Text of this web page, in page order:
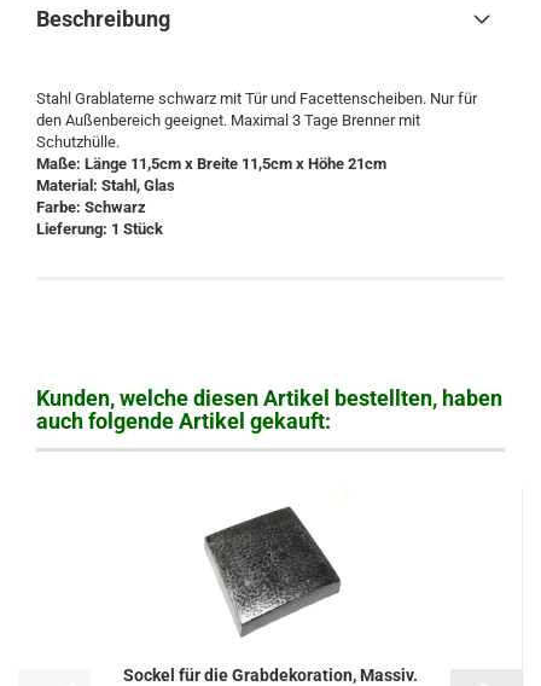
Beschreibung
Stahl Grablaterne schwarz mit Tür und Facettenscheiben. Nur für
den Außenbereich geeignet. Maximal 3 Tage Brenner mit
Schutzhülle.
Maße: Länge 11,5cm x Breite 11,5cm x Höhe 21cm
Material: Stahl, Glas
Farbe: Schwarz
Lieferung: 1 Stück
Kunden, welche diesen Artikel bestellten, haben
auch folgende Artikel gekauft:
Sockel für die Grabdekoration, Massiv.